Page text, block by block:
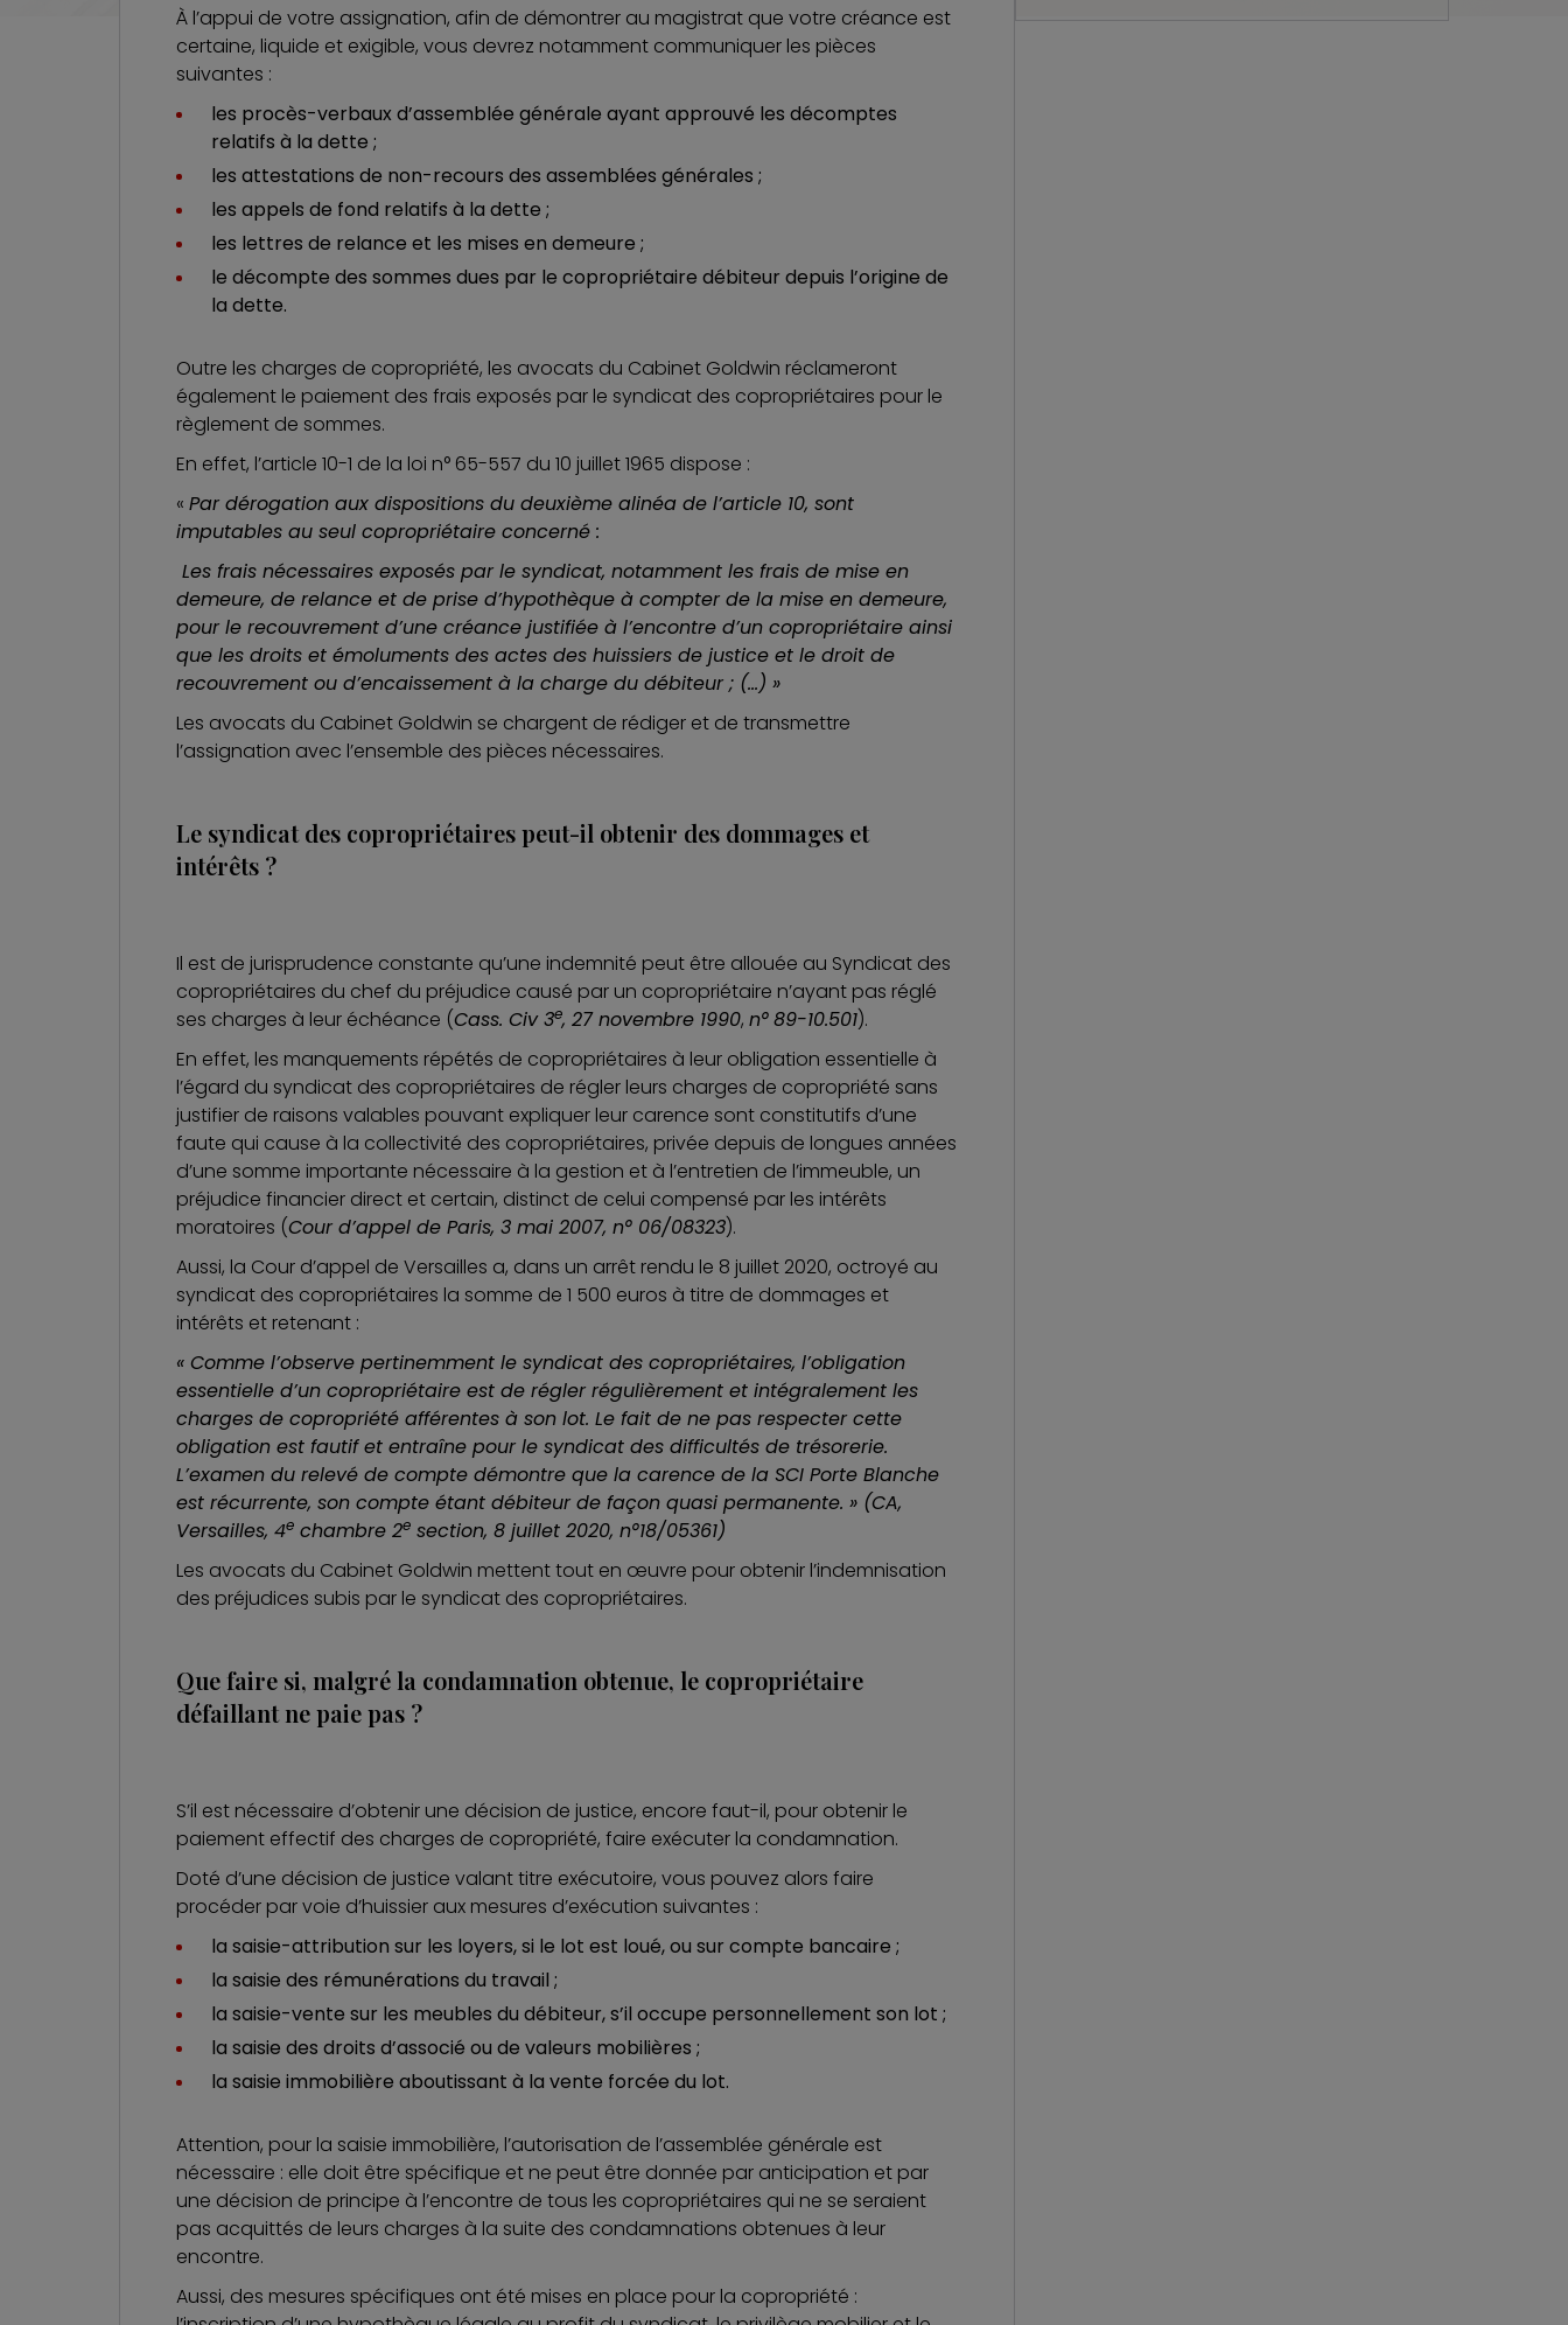
À l’appui de votre assignation, afin de démontrer au magistrat que votre créance est
certaine, liquide et exigible, vous devrez notamment communiquer les pièces
suivantes :
les procès-verbaux d’assemblée générale ayant approuvé les décomptes
relatifs à la dette ;
les attestations de non-recours des assemblées générales ;
les appels de fond relatifs à la dette ;
les lettres de relance et les mises en demeure ;
le décompte des sommes dues par le copropriétaire débiteur depuis l’origine de
la dette.
Outre les charges de copropriété, les avocats du Cabinet Goldwin réclameront
également le paiement des frais exposés par le syndicat des copropriétaires pour le
règlement de sommes.
En effet, l’article 10-1 de la loi n° 65-557 du 10 juillet 1965 dispose :
« Par dérogation aux dispositions du deuxième alinéa de l’article 10, sont
imputables au seul copropriétaire concerné :
Les frais nécessaires exposés par le syndicat, notamment les frais de mise en
demeure, de relance et de prise d’hypothèque à compter de la mise en demeure,
pour le recouvrement d’une créance justifiée à l’encontre d’un copropriétaire ainsi
que les droits et émoluments des actes des huissiers de justice et le droit de
recouvrement ou d’encaissement à la charge du débiteur ; (…) »
Les avocats du Cabinet Goldwin se chargent de rédiger et de transmettre
l’assignation avec l’ensemble des pièces nécessaires.
Le syndicat des copropriétaires peut-il obtenir des dommages et
intérêts ?
Il est de jurisprudence constante qu’une indemnité peut être allouée au Syndicat des
copropriétaires du chef du préjudice causé par un copropriétaire n’ayant pas réglé
ses charges à leur échéance (Cass. Civ 3e, 27 novembre 1990, n°89-10.501).
En effet, les manquements répétés de copropriétaires à leur obligation essentielle à
l’égard du syndicat des copropriétaires de régler leurs charges de copropriété sans
justifier de raisons valables pouvant expliquer leur carence sont constitutifs d’une
faute qui cause à la collectivité des copropriétaires, privée depuis de longues années
d’une somme importante nécessaire à la gestion et à l’entretien de l’immeuble, un
préjudice financier direct et certain, distinct de celui compensé par les intérêts
moratoires (Cour d’appel de Paris, 3 mai 2007, n° 06/08323).
Aussi, la Cour d’appel de Versailles a, dans un arrêt rendu le 8 juillet 2020, octroyé au
syndicat des copropriétaires la somme de 1 500 euros à titre de dommages et
intérêts et retenant :
« Comme l’observe pertinemment le syndicat des copropriétaires, l’obligation
essentielle d’un copropriétaire est de régler régulièrement et intégralement les
charges de copropriété afférentes à son lot. Le fait de ne pas respecter cette
obligation est fautif et entraîne pour le syndicat des difficultés de trésorerie.
L’examen du relevé de compte démontre que la carence de la SCI Porte Blanche
est récurrente, son compte étant débiteur de façon quasi permanente. » (CA,
Versailles, 4e chambre 2e section, 8 juillet 2020, n°18/05361)
Les avocats du Cabinet Goldwin mettent tout en œuvre pour obtenir l’indemnisation
des préjudices subis par le syndicat des copropriétaires.
Que faire si, malgré la condamnation obtenue, le copropriétaire
défaillant ne paie pas ?
S’il est nécessaire d’obtenir une décision de justice, encore faut-il, pour obtenir le
paiement effectif des charges de copropriété, faire exécuter la condamnation.
Doté d’une décision de justice valant titre exécutoire, vous pouvez alors faire
procéder par voie d’huissier aux mesures d’exécution suivantes :
la saisie-attribution sur les loyers, si le lot est loué, ou sur compte bancaire ;
la saisie des rémunérations du travail ;
la saisie-vente sur les meubles du débiteur, s’il occupe personnellement son lot ;
la saisie des droits d’associé ou de valeurs mobilières ;
la saisie immobilière aboutissant à la vente forcée du lot.
Attention, pour la saisie immobilière, l’autorisation de l’assemblée générale est
nécessaire : elle doit être spécifique et ne peut être donnée par anticipation et par
une décision de principe à l’encontre de tous les copropriétaires qui ne se seraient
pas acquittés de leurs charges à la suite des condamnations obtenues à leur
encontre.
Aussi, des mesures spécifiques ont été mises en place pour la copropriété :